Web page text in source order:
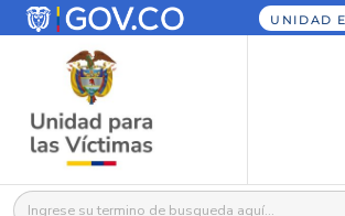
UNIDAD
Buscar: